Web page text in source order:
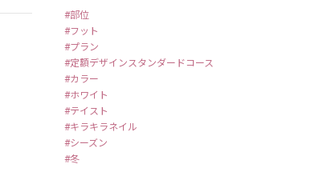
部位
フット
プラン
定額デザインスタンダードコース
カラー
ホワイト
テイスト
キラキラネイル
シーズン
冬